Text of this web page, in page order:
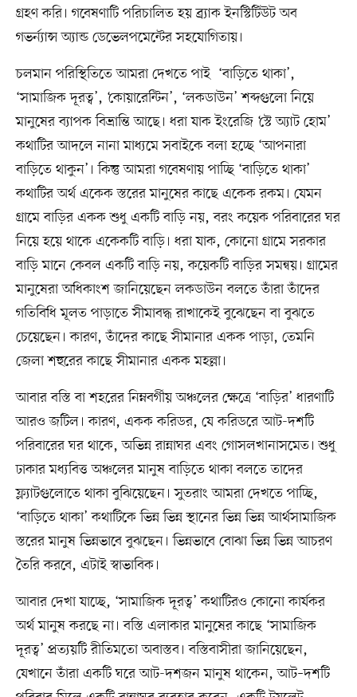
গ্রহণ করি। গবেষণাটি পরিচালিত হয় ব্র্যাক ইনস্টিটিউট অব
গভর্ন্যান্স অ্যান্ড ডেভেলপমেন্টের সহযোগিতায়।
চলমান পরিস্থিতিতে আমরা দেখতে পাই ‍ ‘বাড়িতে থাকা’,
‘সামাজিক দূরত্ব’, ‘কোয়ারেন্টিন’, ‘লকডাউন’ শব্দগুলো নিয়ে
মানুষের ব্যাপক বিভ্রান্তি আছে। ধরা যাক ইংরেজি ‘স্টে অ্যাট হোম’
কথাটির আদলে নানা মাধ্যমে সবাইকে বলা হচ্ছে ‘আপনারা
বাড়িতে থাকুন’। কিন্তু আমরা গবেষণায় পাচ্ছি ‘বাড়িতে থাকা’
কথাটির অর্থ একেক স্তরের মানুষের কাছে একেক রকম। যেমন
গ্রামে বাড়ির একক শুধু একটি বাড়ি নয়, বরং কয়েক পরিবারের ঘর
নিয়ে হয়ে থাকে একেকটি বাড়ি। ধরা যাক, কোনো গ্রামে সরকার
বাড়ি মানে কেবল একটি বাড়ি নয়, কয়েকটি বাড়ির সমন্বয়। গ্রামের
মানুষেরা অধিকাংশ জানিয়েছেন লকডাউন বলতে তাঁরা তাঁদের
গতিবিধি মূলত পাড়াতে সীমাবদ্ধ রাখাকেই বুঝেছেন বা বুঝতে
চেয়েছেন। কারণ, তাঁদের কাছে সীমানার একক পাড়া, তেমনি
জেলা শহুরের কাছে সীমানার একক মহল্লা।
আবার বস্তি বা শহরের নিম্নবর্গীয় অঞ্চলের ক্ষেত্রে ‘বাড়ির’ ধারণাটি
আরও জটিল। কারণ, একক করিডর, যে করিডরে আট-দশটি
পরিবারের ঘর থাকে, অভিন্ন রান্নাঘর এবং গোসলখানাসমেত। শুধু
ঢাকার মধ্যবিত্ত অঞ্চলের মানুষ বাড়িতে থাকা বলতে তাদের
ফ্ল্যাটগুলোতে থাকা বুঝিয়েছেন। সুতরাং আমরা দেখতে পাচ্ছি,
‘বাড়িতে থাকা’ কথাটিকে ভিন্ন ভিন্ন স্থানের ভিন্ন ভিন্ন আর্থসামাজিক
স্তরের মানুষ ভিন্নভাবে বুঝছেন। ভিন্নভাবে বোঝা ভিন্ন ভিন্ন আচরণ
তৈরি করবে, এটাই স্বাভাবিক।
আবার দেখা যাচ্ছে, ‘সামাজিক দূরত্ব’ কথাটিরও কোনো কার্যকর
অর্থ মানুষ করছে না। বস্তি এলাকার মানুষের কাছে ‘সামাজিক
দূরত্ব’ প্রত্যয়টি রীতিমতো অবাস্তব। বস্তিবাসীরা জানিয়েছেন,
যেখানে তাঁরা একটি ঘরে আট-দশজন মানুষ থাকেন, আট–দশটি